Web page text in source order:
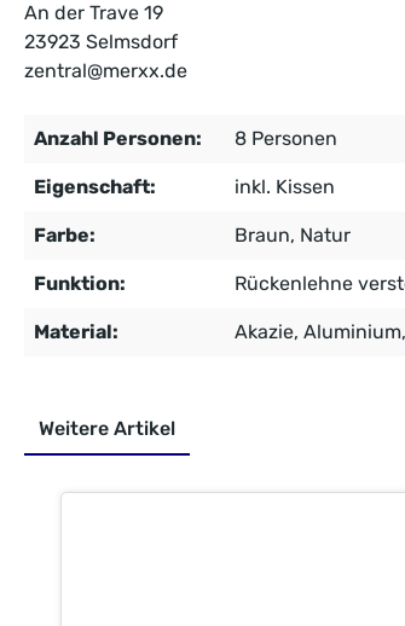
An der Trave 19
23923 Selmsdorf
zentral@merxx.de
Anzahl Personen: 8 Personen
Eigenschaft: inkl. Kissen
Farbe: Braun, Natur
Funktion: Rückenlehne
Material: Akazie, Aluminium
Weitere Artikel